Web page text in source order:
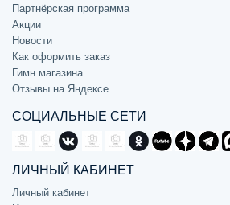
Партнёрская программа
Акции
Новости
Как оформить заказ
Гимн магазина
Отзывы на Яндексе
СОЦИАЛЬНЫЕ СЕТИ
ЛИЧНЫЙ КАБИНЕТ
Личный кабинет